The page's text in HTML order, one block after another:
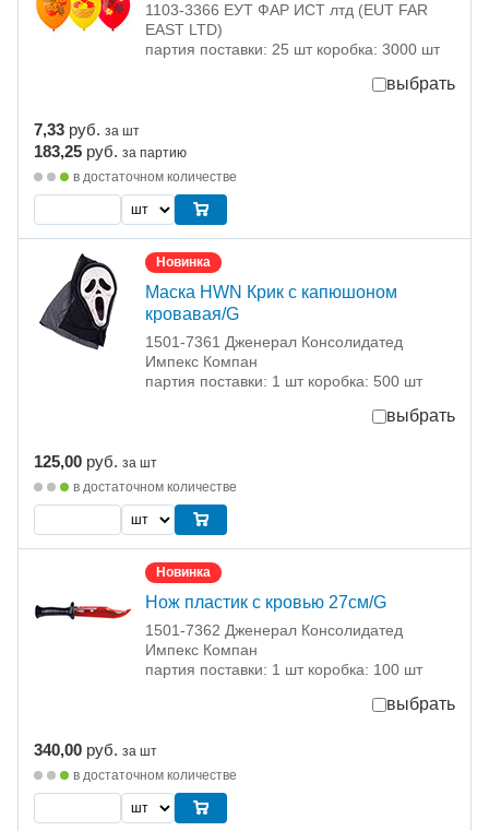
1103-3366 ЕУТ ФАР ИСТ лтд (EUT FAR
EAST LTD)
партия поставки: 25 шт коробка: 3000 шт
выбрать
7,33 руб. за шт
183,25 руб. за партию
в достаточном количестве
Новинка
Маска HWN Крик с капюшоном
кровавая/G
1501-7361 Дженерал Консолидатед
Импекс Компан
партия поставки: 1 шт коробка: 500 шт
выбрать
125,00 руб. за шт
в достаточном количестве
Новинка
Нож пластик с кровью 27см/G
1501-7362 Дженерал Консолидатед
Импекс Компан
партия поставки: 1 шт коробка: 100 шт
выбрать
340,00 руб. за шт
в достаточном количестве